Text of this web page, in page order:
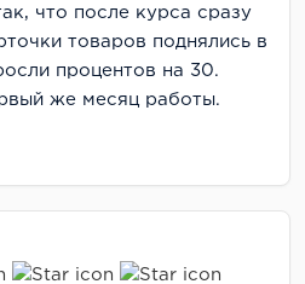
что после курса сразу
товаров поднялись в
процентов на 30.
же месяц работы.